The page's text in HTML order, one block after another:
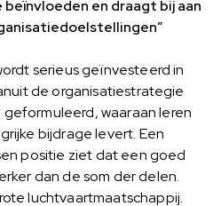
en draagt bij aan
serieus geïnvesteerd in
de organisatiestrategie
waaraan leren
bijdrage levert. Een
positie ziet dat een goed
dan de som der delen.
luchtvaartmaatschappij.